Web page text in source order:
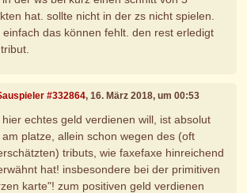
hat. sollte nicht in der zs nicht spielen.
einfach das können fehlt. den rest erledigt
#332864, 16. März 2018, um 00:53
hier echtes geld verdienen will, ist absolut
am platze, allein schon wegen des (oft
tributs, wie faxefaxe hinreichend
hat! insbesondere bei der primitiven
karte"! zum positiven geld verdienen